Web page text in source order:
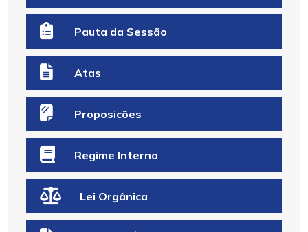
Pauta da Sessão
Atas
Proposicões
Regime Interno
Lei Orgânica